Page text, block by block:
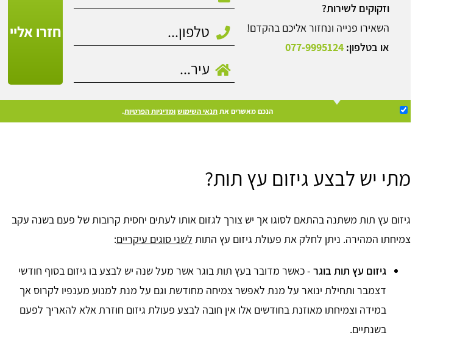
וזקוקים לשירות?
השאירו פנייה ונחזור אליכם בהקדם!
או בטלפון:077-9995124
חזרו אליי
הנכם מאשרים אתתנאי השימושומדיניות הפרטיות.
מתי יש לבצע גיזום עץ תות?
גיזום עץ תות משתנה בהתאם לסוגו אך יש צורך לגזום אותו לעתים יחסית קרובות של פעם בשנה עקב
צמיחתו המהירה. ניתן לחלק את פעולת גיזום עץ התות לשני סוגים עיקריים:
גיזום עץ תות בוגר - כאשר מדובר בעץ תות בוגר אשר מעל שנה יש לבצע בו גיזום בסוף חודשי
דצמבר ותחילת ינואר על מנת לאפשר צמיחה מחודשת וגם על מנת למנוע מענפיו לקרוס אך
במידה וצמיחתו מאוזנת בחודשים אלו אין חובה לבצע פעולת גיזום חוזרת אלא להאריך לפעם
בשנתיים.